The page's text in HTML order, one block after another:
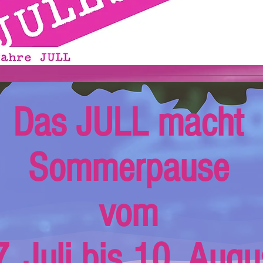
Das JULL macht
Sommerpause
vom